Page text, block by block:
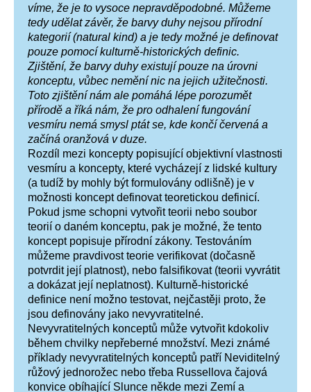
víme, že je to vysoce nepravděpodobné. Můžeme
tedy udělat závěr, že barvy duhy nejsou přírodní
kategorií (natural kind) a je tedy možné je definovat
pouze pomocí kulturně-historických definic.
Zjištění, že barvy duhy existují pouze na úrovni
konceptu, vůbec nemění nic na jejich užitečnosti.
Toto zjištění nám ale pomáhá lépe porozumět
přírodě a říká nám, že pro odhalení fungování
vesmíru nemá smysl ptát se, kde končí červená a
začíná oranžová v duze.
Rozdíl mezi koncepty popisující objektivní vlastnosti
vesmíru a koncepty, které vycházejí z lidské kultury
(a tudíž by mohly být formulovány odlišně) je v
možnosti koncept definovat teoretickou definicí.
Pokud jsme schopni vytvořit teorii nebo soubor
teorií o daném konceptu, pak je možné, že tento
koncept popisuje přírodní zákony. Testováním
můžeme pravdivost teorie verifikovat (dočasně
potvrdit její platnost), nebo falsifikovat (teorii vyvrátit
a dokázat její neplatnost). Kulturně-historické
definice není možno testovat, nejčastěji proto, že
jsou definovány jako nevyvratitelné.
Nevyvratitelných konceptů může vytvořit kdokoliv
během chvilky nepřeberné množství. Mezi známé
příklady nevyvratitelných konceptů patří Neviditelný
růžový jednorožec nebo třeba Russellova čajová
konvice obíhající Slunce někde mezi Zemí a